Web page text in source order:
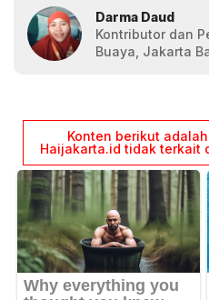
Darma Daud
Kontributor dan
Buaya, Jakarta